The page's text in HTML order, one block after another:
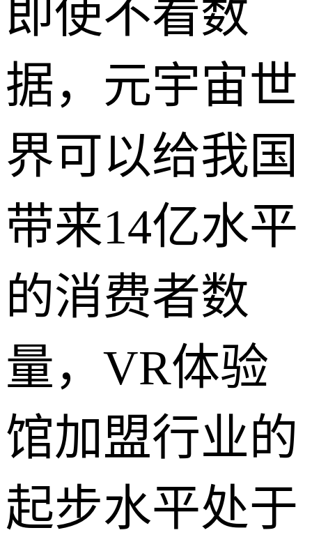
即使不看数
据，元宇宙世
界可以给我国
带来14亿水平
的消费者数
量，VR体验
馆加盟行业的
起步水平处于